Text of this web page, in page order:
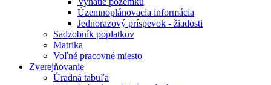
Územnoplánovacia informácia
Jednorazový príspevok - žiadosti
Sadzobník poplatkov
Matrika
Voľné pracovné miesto
Zverejňovanie
Úradná tabuľa